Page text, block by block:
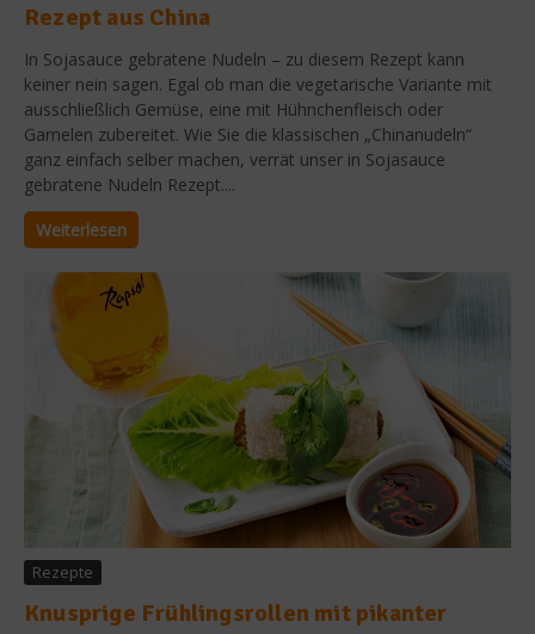
Rezept aus China
In Sojasauce gebratene Nudeln – zu diesem Rezept kann
keiner nein sagen. Egal ob man die vegetarische Variante mit
ausschließlich Gemüse, eine mit Hühnchenfleisch oder
Garnelen zubereitet. Wie Sie die klassischen „Chinanudeln“
ganz einfach selber machen, verrät unser in Sojasauce
gebratene Nudeln Rezept....
Weiterlesen
Rezepte
Knusprige Frühlingsrollen mit pikanter